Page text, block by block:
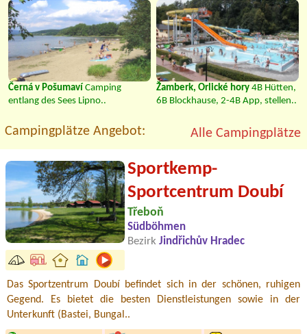
Černá v Pošumaví Camping
entlang des Sees Lipno..
Žamberk, Orlické hory 4B Hütten,
6B Blockhause, 2-4B App, stellen..
Campingplätze Angebot: Alle Campingplätze
Sportkemp-
Sportcentrum Doubí
Třeboň
Südböhmen
Bezirk Jindřichův Hradec
Das Sportzentrum Doubí befindet sich in der schönen, ruhigen
Gegend. Es bietet die besten Dienstleistungen sowie in der
Unterkunft (Bastei, Bungal..